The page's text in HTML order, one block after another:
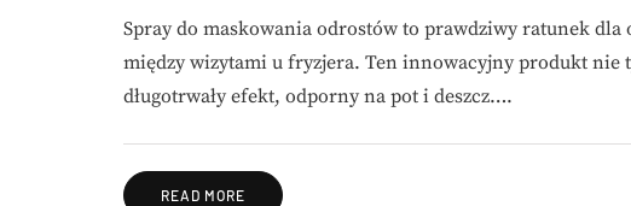
Spray do maskowania odrostów to prawdziwy ratunek dla
między wizytami u fryzjera. Ten innowacyjny produkt nie
długotrwały efekt, odporny na pot i deszcz….
READ MORE